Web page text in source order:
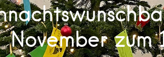
November zum